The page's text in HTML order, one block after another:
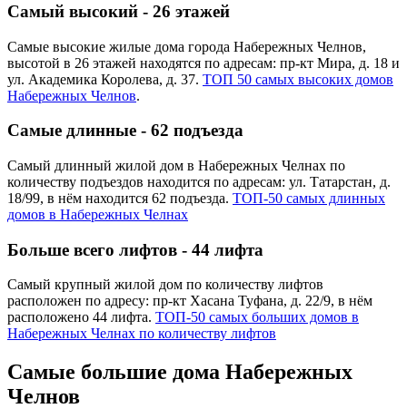
Самый высокий - 26 этажей
Самые высокие жилые дома города Набережных Челнов,
высотой в 26 этажей находятся по адресам: пр-кт Мира, д. 18 и
ул. Академика Королева, д. 37. ТОП 50 самых высоких домов
Набережных Челнов.
Самые длинные - 62 подъезда
Самый длинный жилой дом в Набережных Челнах по
количеству подъездов находится по адресам: ул. Татарстан, д.
18/99, в нём находится 62 подъезда. ТОП-50 самых длинных
домов в Набережных Челнах
Больше всего лифтов - 44 лифта
Самый крупный жилой дом по количеству лифтов
расположен по адресу: пр-кт Хасана Туфана, д. 22/9, в нём
расположено 44 лифта. ТОП-50 самых больших домов в
Набережных Челнах по количеству лифтов
Самые большие дома Набережных
Челнов